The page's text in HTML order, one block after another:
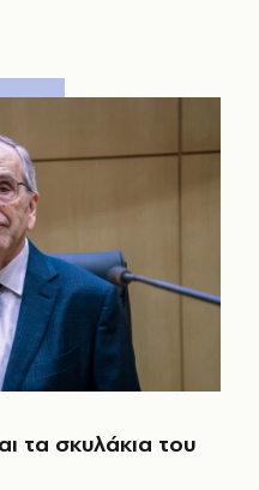
τα σκυλάκια του